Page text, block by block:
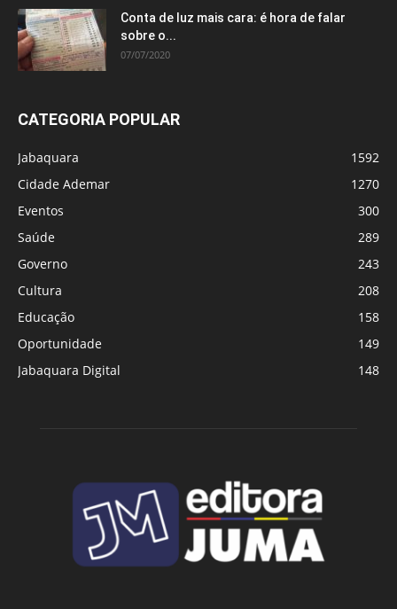
Conta de luz mais cara: é hora de falar
sobre o...
07/07/2020
CATEGORIA POPULAR
Jabaquara
1592
Cidade Ademar
1270
Eventos
300
Saúde
289
Governo
243
Cultura
208
Educação
158
Oportunidade
149
Jabaquara Digital
148